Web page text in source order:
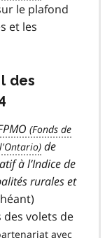
le plafond
et les
des
de
à l’Indice de
rurales et
volets de